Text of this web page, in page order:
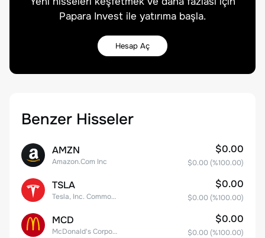
Papara Invest ile yatırıma başla.
Hesap Aç
Benzer Hisseler
AMZN
Amazon.Com Inc
$0.00
$0.00 (%100.00)
TSLA
Tesla, Inc. Common Stock
$0.00
$0.00 (%100.00)
MCD
McDonald's Corporation
$0.00
$0.00 (%100.00)